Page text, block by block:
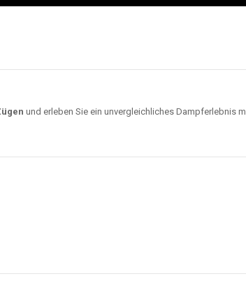
und erleben Sie ein unvergleichliches Dampferlebnis